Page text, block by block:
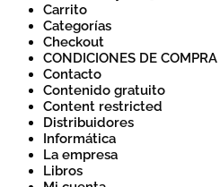
Carrito
Categorías
Checkout
CONDICIONES DE COMPRA
Contacto
Contenido gratuito
Content restricted
Distribuidores
Informática
La empresa
Libros